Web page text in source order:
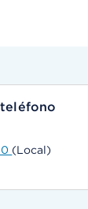
(Local)